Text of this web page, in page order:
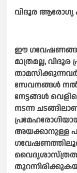
വിദൂര ആരോഗ്യ
ഈ
മാത്രമല്ല,
സേവനങ്ങൾ
നേട്ടങ്ങൾ
നടന്ന
അയക്കാനുള്ള